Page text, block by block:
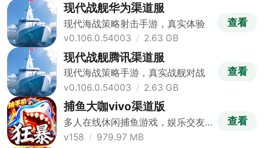
现代战舰华为渠道服
现代海战策略射击手游，真实体验
v0.106.0.54003
2.63 GB
查看
现代战舰腾讯渠道服
现代海战策略手游，真实战舰对战
v0.106.0.54003
2.63 GB
查看
捕鱼大咖vivo渠道版
多人在线休闲捕鱼游戏，娱乐交友
两不误
v158 979.97 MB
查看